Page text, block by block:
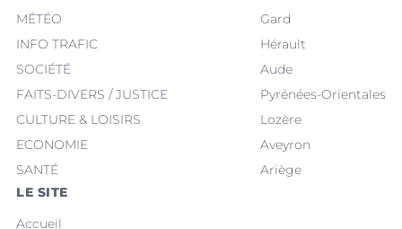
MÉTÉO
INFO TRAFIC
SOCIÉTÉ
FAITS-DIVERS / JUSTICE
CULTURE & LOISIRS
ECONOMIE
SANTÉ
Gard
Hérault
Aude
Pyrénées-Orientales
Lozère
Aveyron
Ariège
LE SITE
Accueil